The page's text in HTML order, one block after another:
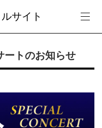
サイト
ートのお知らせ